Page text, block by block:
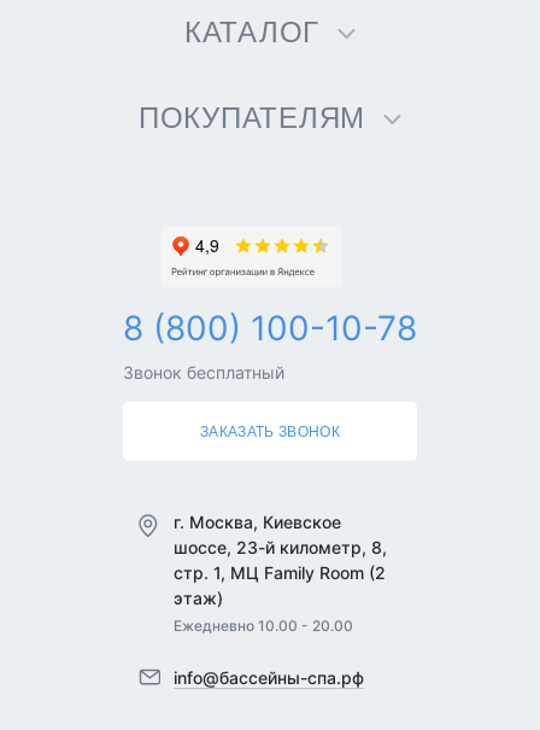
КАТАЛОГ
ПОКУПАТЕЛЯМ
8 (800) 100-10-78
Звонок бесплатный
ЗАКАЗАТЬ ЗВОНОК
г. Москва, Киевское
шоссе, 23-й километр, 8,
стр. 1, МЦ Family Room (2
этаж)
Ежедневно 10.00 - 20.00
info@бассейны-спа.рф